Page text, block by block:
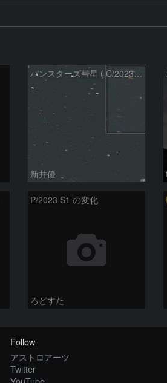
パンスターズ彗星 ( C/2023R1 ) ：2026/05/30
新井優
P/2023 S1 の変化
ろどすた
Follow
アストロアーツ
Twitter